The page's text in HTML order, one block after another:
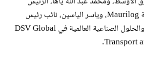
التنفيذي لشركة Maurilog، وياسر الياسين، نائب رئيس
قسم المشاريع والحلول الصناعية العالمية في DSV Global
Transport